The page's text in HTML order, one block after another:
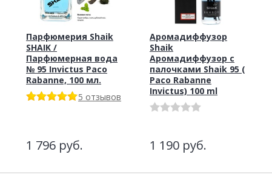
Парфюмерия Shaik
SHAIK /
Парфюмерная вода
№ 95 Invictus Paco
Rabanne, 100 мл.
5 отзывов
1 796 руб.
Аромадиффузор
Shaik
Аромадиффузор с
палочками Shaik 95 (
Paco Rabanne
Invictus) 100 ml
1 190 руб.